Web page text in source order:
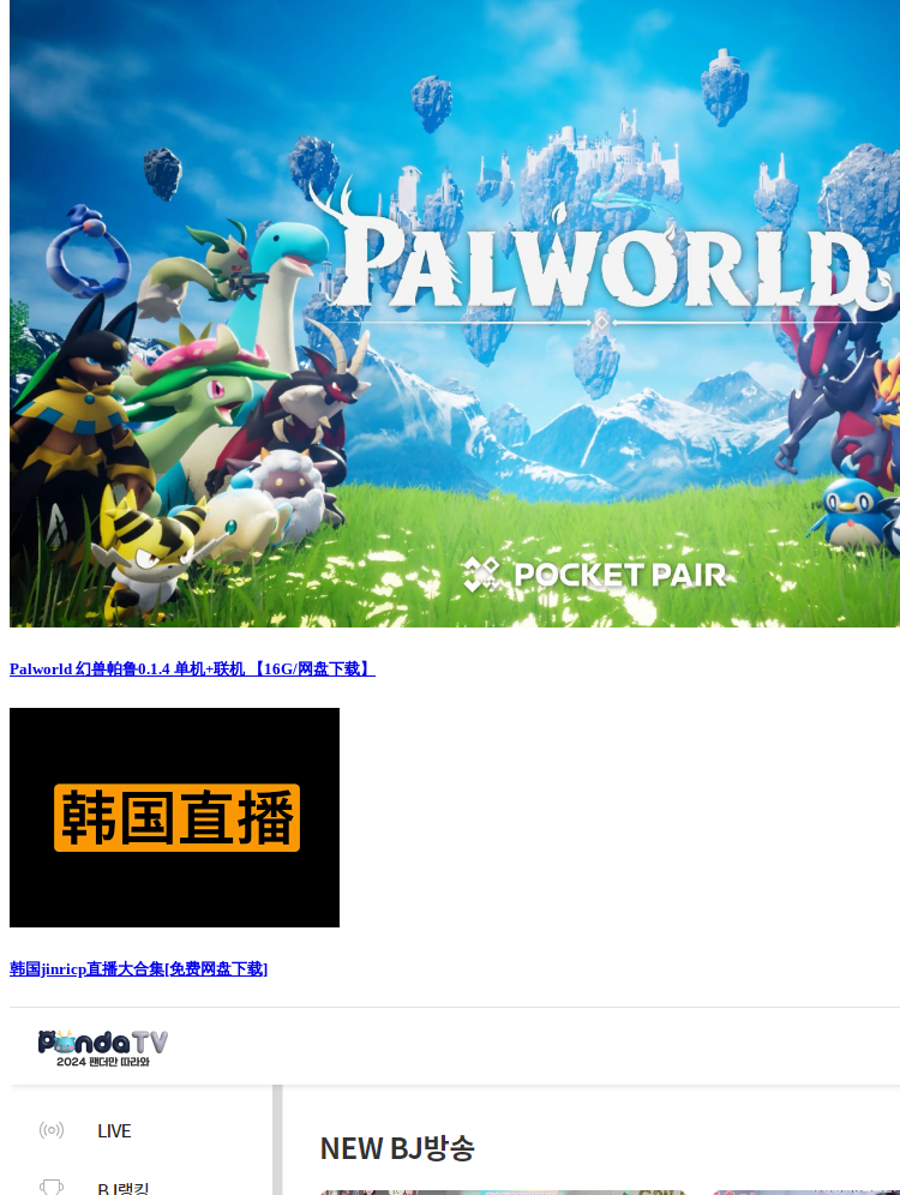
Palworld 幻兽帕鲁0.1.4 单机+联机 【16G/网盘下载】
韩国jinricp直播大合集[免费网盘下载]